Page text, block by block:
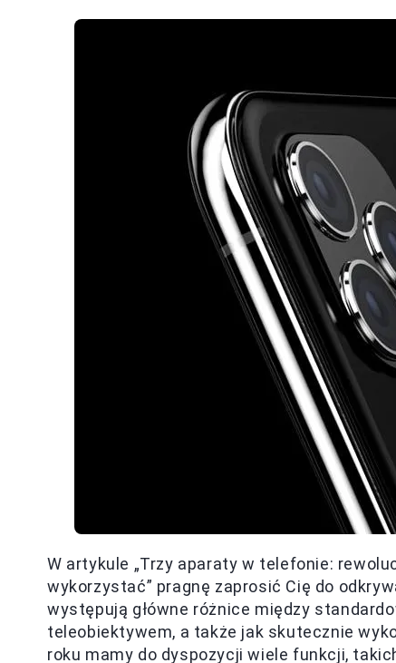
W artykule „Trzy aparaty w telefonie:
wykorzystać” pragnę zaprosić Cię do
występują główne różnice między
teleobiektywem, a także jak skutecznie
roku mamy do dyspozycji wiele funkcji,